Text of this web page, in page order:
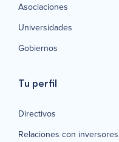
Asociaciones
Universidades
Gobiernos
Tu perfil
Directivos
Relaciones con inversores